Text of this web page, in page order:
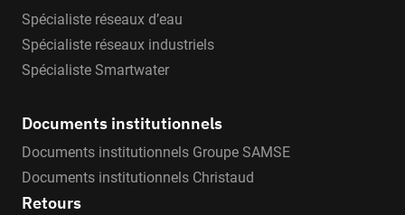
Spécialiste réseaux d’eau
Spécialiste réseaux industriels
Spécialiste Smartwater
Documents institutionnels
Documents institutionnels Groupe SAMSE
Documents institutionnels Christaud
Retours